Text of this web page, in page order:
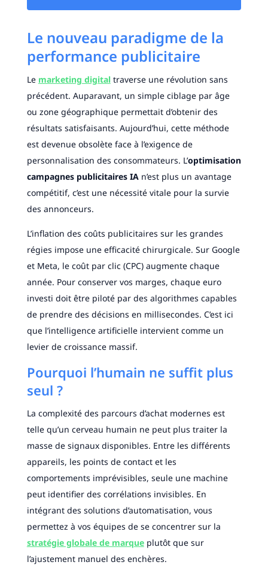
Le nouveau paradigme de la
performance publicitaire
Le marketing digitaltraverse une révolution sans
précédent. Auparavant, un simple ciblage par âge
ou zone géographique permettait d’obtenir des
résultats satisfaisants. Aujourd’hui, cette méthode
est devenue obsolète face à l’exigence de
personnalisation des consommateurs. L’optimisation
campagnes publicitaires IAn’est plus un avantage
compétitif, c’est une nécessité vitale pour la survie
des annonceurs.
L’inflation des coûts publicitaires sur les grandes
régies impose une efficacité chirurgicale. Sur Google
et Meta, le coût par clic (CPC) augmente chaque
année. Pour conserver vos marges, chaque euro
investi doit être piloté par des algorithmes capables
de prendre des décisions en millisecondes. C’est ici
que l’intelligence artificielle intervient comme un
levier de croissance massif.
Pourquoi l’humain ne suffit plus
seul ?
La complexité des parcours d’achat modernes est
telle qu’un cerveau humain ne peut plus traiter la
masse de signaux disponibles. Entre les différents
appareils, les points de contact et les
comportements imprévisibles, seule une machine
peut identifier des corrélations invisibles. En
intégrant des solutions d’automatisation, vous
permettez à vos équipes de se concentrer sur la
stratégie globale de marqueplutôt que sur
l’ajustement manuel des enchères.